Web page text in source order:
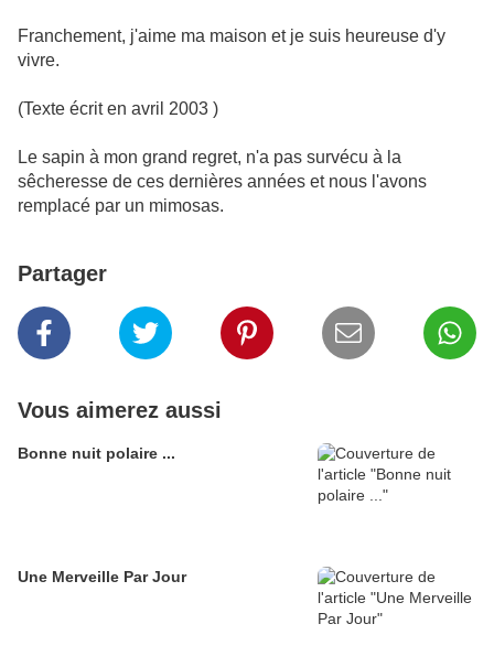
Franchement, j'aime ma maison et je suis heureuse d'y
vivre.
(Texte écrit en avril 2003 )
Le sapin à mon grand regret, n'a pas survécu à la
sêcheresse de ces dernières années et nous l'avons
remplacé par un mimosas.
Partager
Vous aimerez aussi
Bonne nuit polaire ...
Une Merveille Par Jour